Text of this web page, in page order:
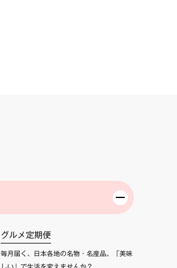
グルメ定期便
毎月届く、日本各地の名物・名産品。「美味